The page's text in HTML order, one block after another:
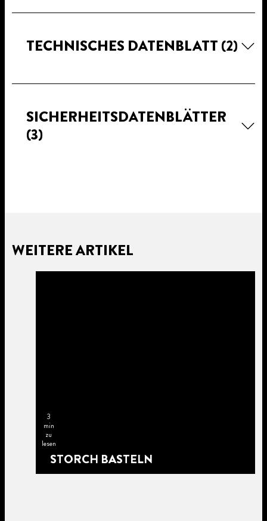
TECHNISCHES DATENBLATT (2)
SICHERHEITSDATENBLÄTTER
(3)
WEITERE ARTIKEL
3
min
zu
lesen
STORCH BASTELN